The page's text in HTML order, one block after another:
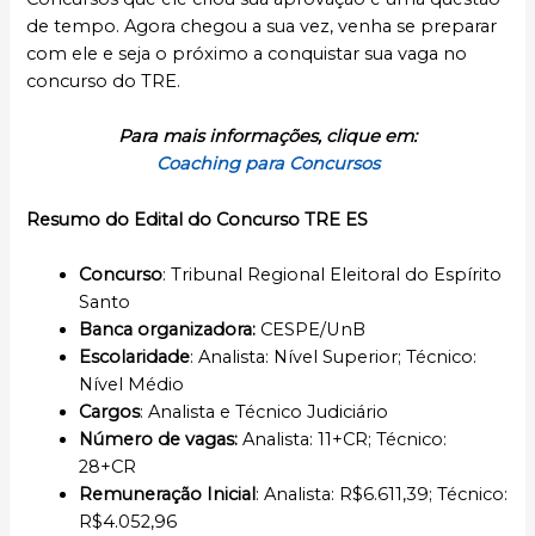
de tempo. Agora chegou a sua vez, venha se preparar
com ele e seja o próximo a conquistar sua vaga no
concurso do TRE.
Para mais informações, clique em:
Coaching para Concursos
Resumo do Edital do Concurso TRE ES
Concurso: Tribunal Regional Eleitoral do Espírito
Santo
Banca organizadora: CESPE/UnB
Escolaridade: Analista: Nível Superior; Técnico:
Nível Médio
Cargos: Analista e Técnico Judiciário
Número de vagas:Analista: 11+CR; Técnico:
28+CR
Remuneração Inicial: Analista: R$6.611,39; Técnico:
R$4.052,96